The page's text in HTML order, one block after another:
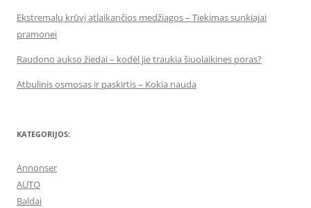
Ekstremalų krūvį atlaikančios medžiagos – Tiekimas sunkiajai
pramonei
Raudono aukso žiedai – kodėl jie traukia šiuolaikines poras?
Atbulinis osmosas ir paskirtis – Kokia nauda
KATEGORIJOS:
Annonser
AUTO
Baldai